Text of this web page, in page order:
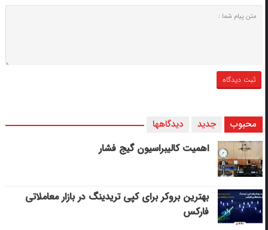
محبوب جدید دیدگاهها
اهمیت کالیبراسیون گیج فشار
بهترین بروکر برای کپی‌ تریدینگ در بازار معاملاتی
فارکس